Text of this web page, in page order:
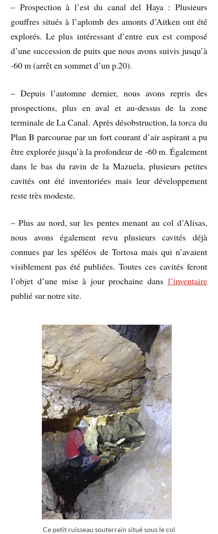
– Prospection à l’est du canal del Haya : Plusieurs
gouffres situés à l’aplomb des amonts d’Aitken ont été
explorés. Le plus intéressant d’entre eux est composé
d’une succession de puits que nous avons suivis jusqu’à
-60 m (arrêt en sommet d’un p.20).
– Depuis l’automne dernier, nous avons repris des
prospections, plus en aval et au-dessus de la zone
terminale de La Canal. Après désobstruction, la torca du
Plan B parcourue par un fort courant d’air aspirant a pu
être explorée jusqu’à la profondeur de -60 m. Également
dans le bas du ravin de la Mazuela, plusieurs petites
cavités ont été inventoriées mais leur développement
reste très modeste.
– Plus au nord, sur les pentes menant au col d’Alisas,
nous avons également revu plusieurs cavités déjà
connues par les spéléos de Tortosa mais qui n’avaient
visiblement pas été publiées. Toutes ces cavités feront
l’objet d’une mise à jour prochaine dans l’inventaire
publié sur notre site.
Ce petit ruisseau souterrain situé sous le col